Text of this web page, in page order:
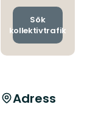
och
Sök
kollektivtrafik
Adress